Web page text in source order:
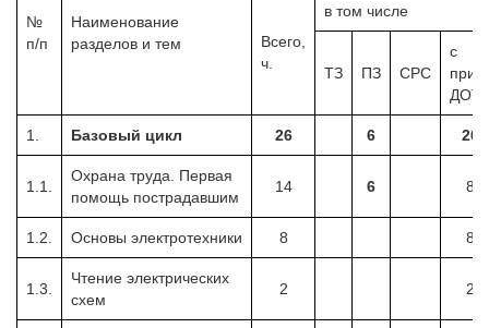
№
п/п
Наименование
разделов и тем
Всего,
ч.
в том числе
ТЗ ПЗ СРС
с
ДОТ
1. Базовый цикл 26 6 20
1.1.
Охрана труда. Первая
помощь пострадавшим
14 6 8
1.2. Основы электротехники 8 8
1.3.
Чтение электрических
схем
2 2